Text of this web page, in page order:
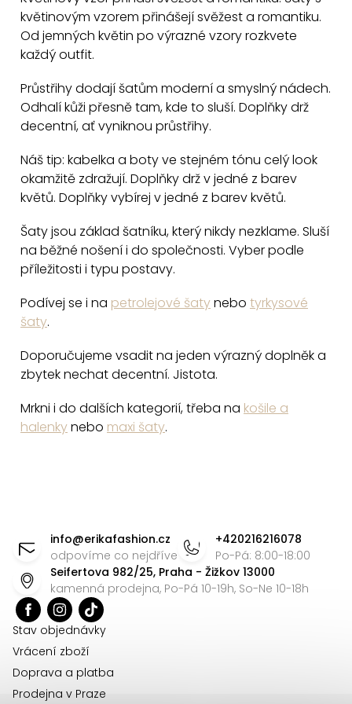
l
á
c
í
p
v
k
v
ý
i
s
květinovým vzorem přinášejí svěžest a romantiku.
Od jemných květin po výrazné vzory rozkvete
každý outfit.
Průstřihy dodají šatům moderní a smyslný nádech.
Odhalí kůži přesně tam, kde to sluší. Doplňky drž
decentní, ať vyniknou průstřihy.
Náš tip: kabelka a boty ve stejném tónu celý look
okamžitě zdražují. Doplňky drž v jedné z barev
květů. Doplňky vybírej v jedné z barev květů.
Šaty jsou základ šatníku, který nikdy nezklame. Sluší
na běžné nošení i do společnosti. Vyber podle
příležitosti i typu postavy.
Podívej se i na petrolejové šatynebo tyrkysové
šaty.
Doporučujeme vsadit na jeden výrazný doplněk a
zbytek nechat decentní. Jistota.
Mrkni i do dalších kategorií, třeba na košile a
halenkynebo maxi šaty.
info@erikafashion.cz
odpovíme co nejdříve
+420216216078
Po-Pá: 8:00-18:00
Seifertova 982/25, Praha - Žižkov 13000
kamenná prodejna, Po-Pá 10-19h, So-Ne 10-18h
Stav objednávky
Vrácení zboží
Doprava a platba
Prodejna v Praze